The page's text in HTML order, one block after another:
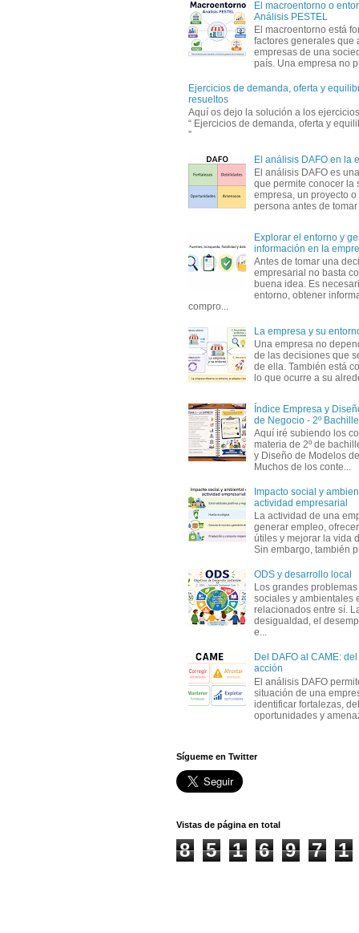
El macroentorno o
Análisis PESTEL
El macroentorno está
factores generales que
empresas de una
país. Una empresa no
Ejercicios de demanda, oferta y
resueltos
Aquí os dejo la solución a los
“ Ejercicios de demanda, oferta y
”
El análisis DAFO en la
El análisis DAFO es
que permite conocer la
empresa, un proyecto
persona antes de
Explorar el entorno y
información en la
Antes de tomar una
empresarial no basta
buena idea. Es
entorno, obtener
compro...
La empresa y su
Una empresa no
de las decisiones que
de ella. También está
lo que ocurre a su
Índice Empresa y
de Negocio - 2º
Aquí iré subiendo los
materia de 2º de
y Diseño de Modelos
Muchos de los conte...
Impacto social y
actividad empresarial
La actividad de una
generar empleo,
útiles y mejorar la vida
Sin embargo, también
ODS y desarrollo local
Los grandes
sociales y ambientales
relacionados entre sí.
desigualdad, el
e...
Del DAFO al CAME:
acción
El análisis DAFO
situación de una
identificar fortalezas,
oportunidades y
Sígueme en Twitter
Vistas de página en total
8 5 1 6 9 7 1